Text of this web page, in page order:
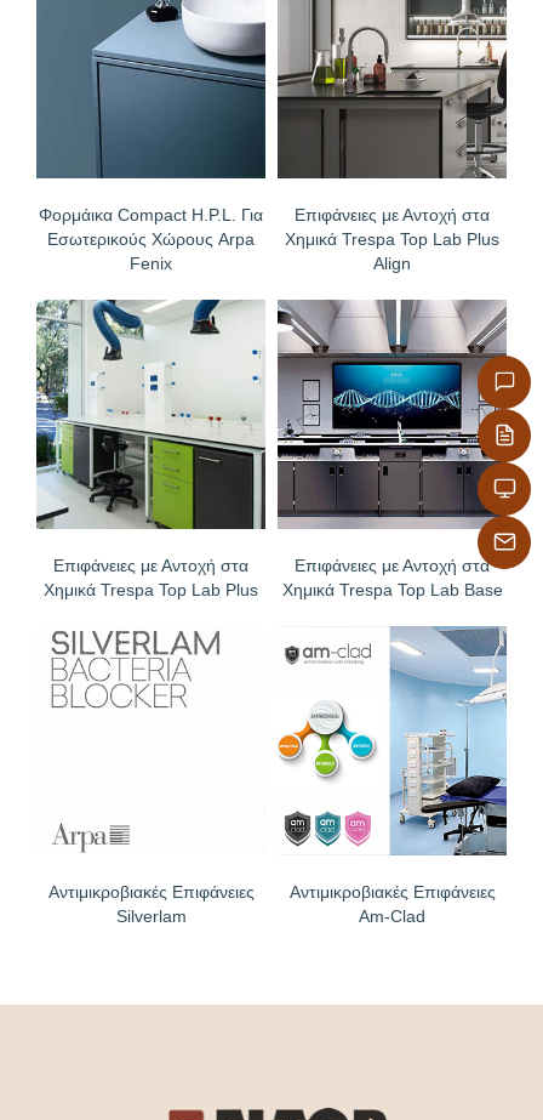
Ανθεκτικό στα χτυπήματα- κρούσεις
Φορμάικα Compact H.P.L. Για
Εσωτερικούς Χώρους Arpa
Fenix
Επιφάνειες με Αντοχή στα
Χημικά Trespa Top Lab Plus
Align
Επιφάνειες με Αντοχή στα
Χημικά Trespa Top Lab Plus
Επιφάνειες με Αντοχή στα
Χημικά Trespa Top Lab Base
Αντιμικροβιακές Επιφάνειες
Silverlam
Αντιμικροβιακές Επιφάνειες
Am-Clad